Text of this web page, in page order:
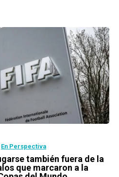
En Perspectiva
también fuera de la
que marcaron a la